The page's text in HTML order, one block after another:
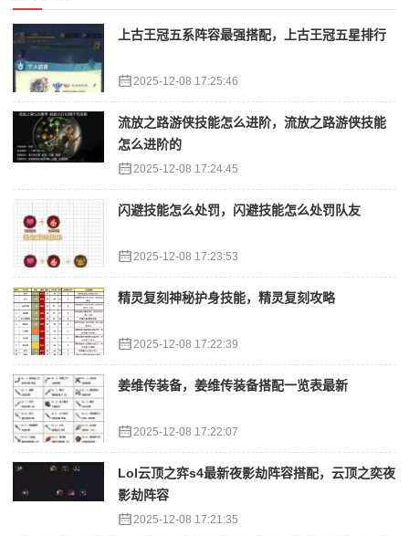
上古王冠五系阵容最强搭配，上古王冠五星排行
2025-12-08 17:25:46
流放之路游侠技能怎么进阶，流放之路游侠技能
怎么进阶的
2025-12-08 17:24:45
闪避技能怎么处罚，闪避技能怎么处罚队友
2025-12-08 17:23:53
精灵复刻神秘护身技能，精灵复刻攻略
2025-12-08 17:22:39
姜维传装备，姜维传装备搭配一览表最新
2025-12-08 17:22:07
Lol云顶之弈s4最新夜影劫阵容搭配，云顶之奕夜
影劫阵容
2025-12-08 17:21:35